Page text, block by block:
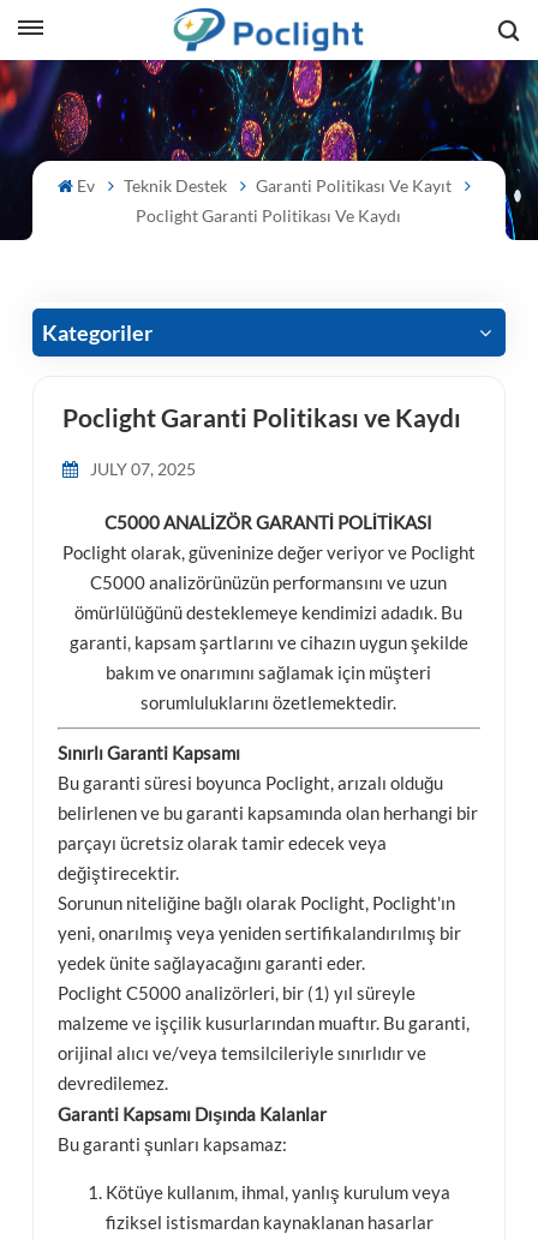
Ev Teknik Destek
Garanti Politikası Ve Kayıt
Poclight Garanti Politikası Ve Kaydı
Kategoriler
Poclight Garanti Politikası ve Kaydı
JULY 07, 2025
C5000 ANALİZÖR GARANTİ POLİTİKASI
Poclight olarak, güveninize değer veriyor ve Poclight
C5000 analizörünüzün performansını ve uzun
ömürlülüğünü desteklemeye kendimizi adadık. Bu
garanti, kapsam şartlarını ve cihazın uygun şekilde
bakım ve onarımını sağlamak için müşteri
sorumluluklarını özetlemektedir.
Sınırlı Garanti Kapsamı
Bu garanti süresi boyunca Poclight, arızalı olduğu
belirlenen ve bu garanti kapsamında olan herhangi bir
parçayı ücretsiz olarak tamir edecek veya
değiştirecektir.
Sorunun niteliğine bağlı olarak Poclight, Poclight'ın
yeni, onarılmış veya yeniden sertifikalandırılmış bir
yedek ünite sağlayacağını garanti eder.
Poclight C5000 analizörleri, bir (1) yıl süreyle
malzeme ve işçilik kusurlarından muaftır. Bu garanti,
orijinal alıcı ve/veya temsilcileriyle sınırlıdır ve
devredilemez.
Garanti Kapsamı Dışında Kalanlar
Bu garanti şunları kapsamaz:
Kötüye kullanım, ihmal, yanlış kurulum veya
fiziksel istismardan kaynaklanan hasarlar